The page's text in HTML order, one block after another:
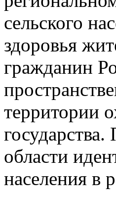
сельского
здоровья
гражданин
территории
области
населения в